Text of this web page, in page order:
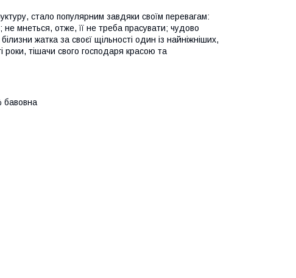
стало популярним завдяки своїм перевагам:
мнеться, отже, її не треба прасувати; чудово
жатка за своєї щільності один із найніжніших,
роки, тішачи свого господаря красою та
бавовна